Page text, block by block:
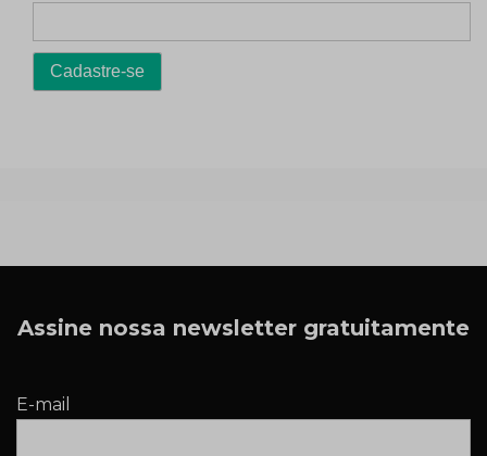
Assine nossa newsletter gratuitamente
E-mail